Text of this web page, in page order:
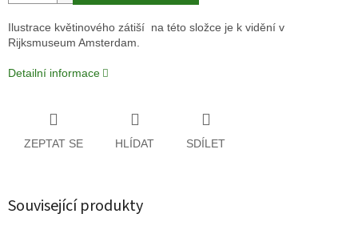
Ilustrace květinového zátiší na této složce je k vidění v
Rijksmuseum Amsterdam.
Detailní informace
ZEPTAT SE HLÍDAT SDÍLET
Související produkty